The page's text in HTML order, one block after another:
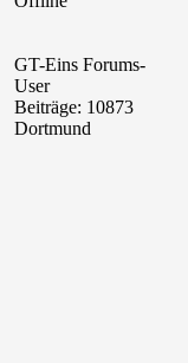
GT-Eins Forums-
User
Beiträge: 10873
Dortmund